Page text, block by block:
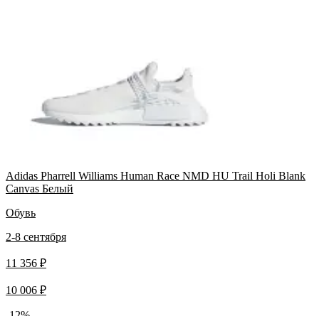
Adidas Pharrell Williams Human Race NMD HU Trail Holi Blank
Canvas Белый
Обувь
2-8 сентября
11 356 ₽
10 006 ₽